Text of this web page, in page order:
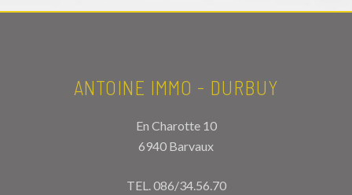
ANTOINE IMMO - DURBUY
En Charotte 10
6940 Barvaux
TEL. 086/34.56.70